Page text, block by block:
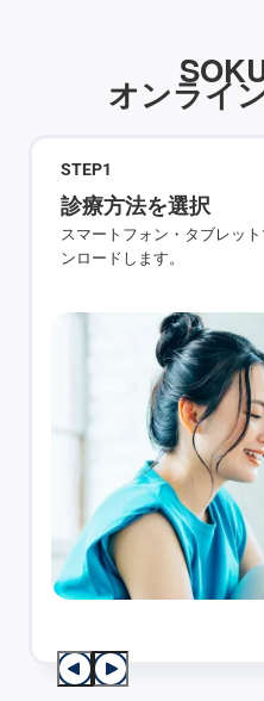
オンライ
STEP1
診療方法を選択
スマートフォン・タブレッ
ンロードします。